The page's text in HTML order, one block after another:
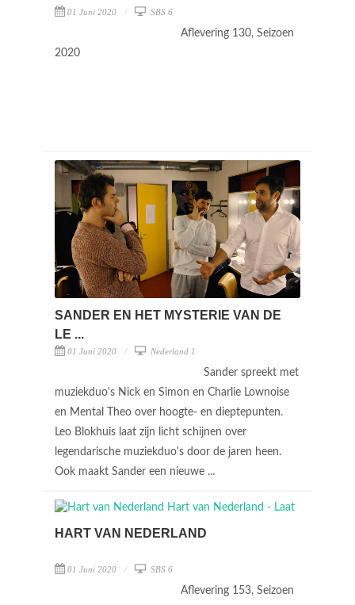
01 Juni 2020 SBS 6
Aflevering 130, Seizoen
2020
SANDER EN HET MYSTERIE VAN DE
LE ...
01 Juni 2020 Nederland 1
Sander spreekt met
muziekduo's Nick en Simon en Charlie Lownoise
en Mental Theo over hoogte- en dieptepunten.
Leo Blokhuis laat zijn licht schijnen over
legendarische muziekduo's door de jaren heen.
Ook maakt Sander een nieuwe ...
HART VAN NEDERLAND
01 Juni 2020 SBS 6
Aflevering 153, Seizoen